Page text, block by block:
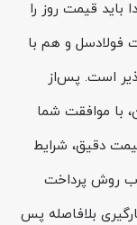
ابتدا باید قیمت روز را
فولادسل و هم با
است. پس‌از
سیرجان، با موافقت شما
دقیق، شرایط
روش پرداخت
بلافاصله پس